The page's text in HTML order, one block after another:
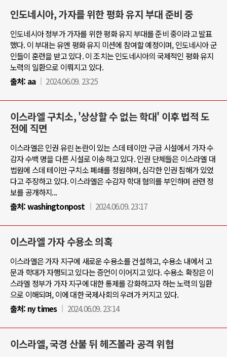
인도네시아, 가자를 위한 평화 유지 부대 준비 중
인도네시아 정부가 가자를 위한 평화 유지 부대를 준비 중이라고 발표
했다. 이 부대는 유엔 평화 유지 미션에 참여할 예정이며, 인도네시아 군
인들이 훈련을 받고 있다. 이 조치는 인도네시아의 국제적인 평화 유지
노력의 일환으로 이뤄지고 있다.
출처: aa 2024.06.09. 23:25
이스라엘 구치소, '상상할 수 없는 학대' 이후 법적 도
전에 직면
이스라엘은 인권 유린 논란이 있는 스데 테이만 구금 시설에서 가자 수
감자 수백 명을 다른 시설로 이송하고 있다. 인권 단체들은 이스라엘 대
법원에 스데 테이만 구치소 폐쇄를 청원하며, 심각한 인권 침해가 있었
다고 주장하고 있다. 이스라엘은 수감자 학대 혐의를 부인하며 관련 정
보를 공개하지...
출처:washingtonpost 2024.06.09. 23:17
이스라엘 가자 수용소 의혹
이스라엘은 가자 지구에 새로운 수용소를 건설하고, 수용소 내에서 고
문과 학대가 자행되고 있다는 증언이 이어지고 있다. 수용소 확장은 이
스라엘 정부가 가자 지구에 대한 통제를 강화하고자 하는 노력의 일환
으로 이해되며, 이에 대한 국제사회의 우려가 커지고 있다.
출처: ny times 2024.06.09. 23:14
이스라엘, 국경 산불 뒤 헤즈볼라 공격 위협